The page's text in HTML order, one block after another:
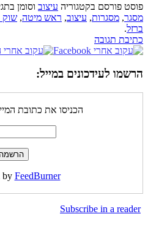
פוסט פורסם בקטגוריהעיצובוסומן
מסגר,מסגרות,עיצוב,ראש מיטה,שוק
ברזל.
כתיבת תגובה
הרשמו לעידכונים במייל:
הכניסו את כתובת
byFeedBurner
Subscribe in a reader